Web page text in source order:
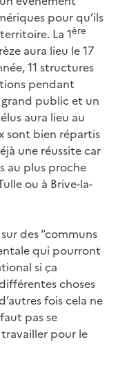
pour qu’ils
La 1ère
aura lieu le 17
11 structures
pendant
public et un
aura lieu au
sont bien répartis
une réussite car
au plus proche
ou à Brive-la-
des “communs
qui pourront
si ça
choses
fois cela ne
pas se
pour le